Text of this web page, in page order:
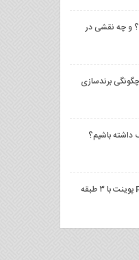
و چه نقشی در
برندسازی
داشته باشیم؟
فروش برند POINT پوينت با ۳ طبقه